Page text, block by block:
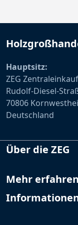
Hauptsitz:
ZEG
Rudolf-Diesel-
70806
Deutschland
Über die ZEG
Mehr erfahren